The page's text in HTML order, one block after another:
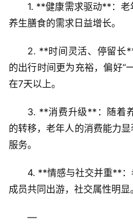
1. **健康需求驱动**：老
养生膳食的需求日益增长。
2. **时间灵活、停留长
的出行时间更为充裕，偏好“
在7天以上。
3. **消费升级**：随着
的转移，老年人的消费能力
服务。
4. **情感与社交并重**
成员共同出游，社交属性明显
—